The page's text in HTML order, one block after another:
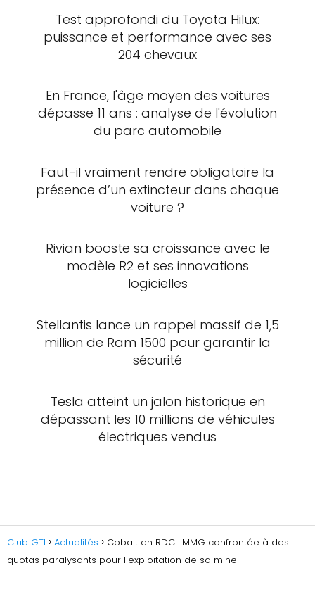
Test approfondi du Toyota Hilux:
puissance et performance avec ses
204 chevaux
En France, l'âge moyen des voitures
dépasse 11 ans : analyse de l'évolution
du parc automobile
Faut-il vraiment rendre obligatoire la
présence d’un extincteur dans chaque
voiture ?
Rivian booste sa croissance avec le
modèle R2 et ses innovations
logicielles
Stellantis lance un rappel massif de 1,5
million de Ram 1500 pour garantir la
sécurité
Tesla atteint un jalon historique en
dépassant les 10 millions de véhicules
électriques vendus
Club GTI Actualités
Cobalt en RDC : MMG confrontée à des
quotas paralysants pour l'exploitation de sa mine